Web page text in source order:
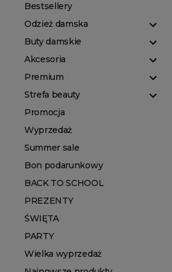
Bestsellery
Odzież damska
Buty damskie
Akcesoria
Premium
Strefa beauty
Promocja
Wyprzedaż
Summer sale
Bon podarunkowy
BACK TO SCHOOL
PREZENTY
ŚWIĘTA
PARTY
Wielka wyprzedaż